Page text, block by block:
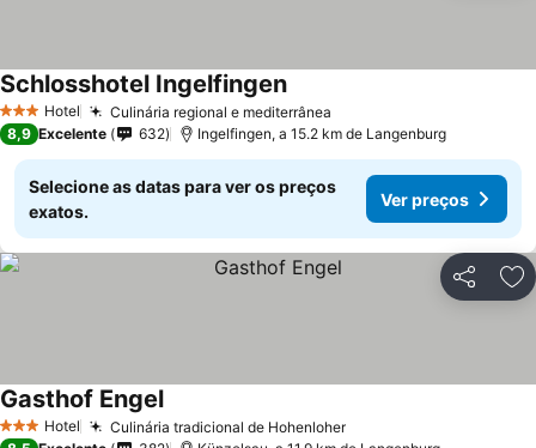
3 EstrelasHotel Culinária regional e mediterrânea
Schlosshotel Ingelfingen
8,9 Excelente 632 Ingelfingen, a 15.2 km de Langenburg
Selecione as datas para ver os preços
exatos.
Ver preços
Partilhar
3 EstrelasHotel Culinária tradicional de Hohenloher
Gasthof Engel